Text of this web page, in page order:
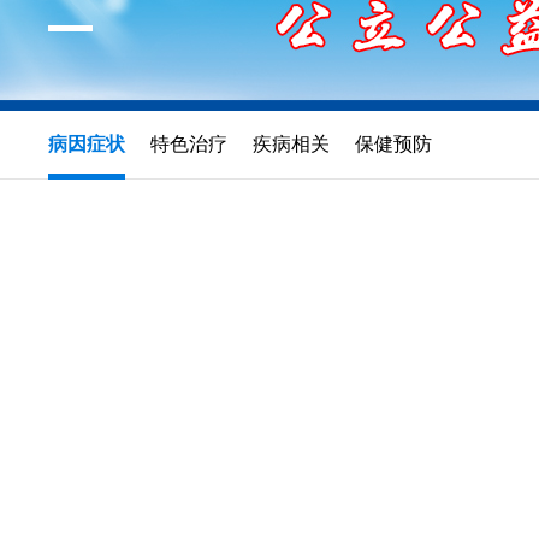
病因症状 特色治疗 疾病相关 保健预防